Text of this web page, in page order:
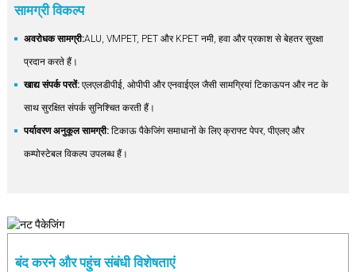
सामग्री विकल्प
अवरोधक सामग्री:ALU, VMPET, PET और KPET नमी, हवा और प्रकाश से बेहतर सुरक्षा
प्रदान करते हैं।
खाद्य संपर्क परतें: एलएलडीपीई, ओपीपी और एनवाईएल जैसी सामग्रियां टिकाऊपन और नट के
साथ सुरक्षित संपर्क सुनिश्चित करती हैं।
पर्यावरण अनुकूल सामग्री: टिकाऊ पैकेजिंग समाधानों के लिए क्राफ्ट पेपर, पीएलए और
कम्पोस्टेबल विकल्प उपलब्ध हैं।
बंद करने और पहुंच संबंधी विशेषताएं